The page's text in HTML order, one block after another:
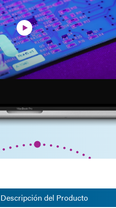
Descripción del Producto